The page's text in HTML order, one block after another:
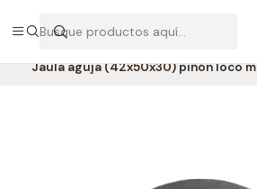
Hablemos por WhatsApp +56 9 7138
Jaula aguja (42x50x30) piñón loco